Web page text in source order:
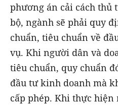
phương án cải cách thủ
bộ, ngành sẽ phải quy
chuẩn, tiêu chuẩn về
vụ. Khi người dân và
tiêu chuẩn, quy chuẩn
đầu tư kinh doanh mà
cấp phép. Khi thực